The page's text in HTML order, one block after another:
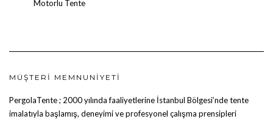
Motorlu Tente
MÜŞTERI MEMNUNIYETI
PergolaTente; 2000 yılında faaliyetlerine İstanbul Bölgesi’nde tente
imalatıyla başlamış, deneyimi ve profesyonel çalışma prensipleri